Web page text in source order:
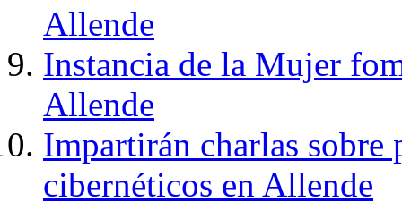
Allende
Instancia de la Mujer
Allende
Impartirán charlas sobre
cibernéticos en Allende